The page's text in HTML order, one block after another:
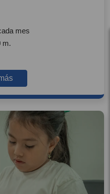
mes
m.